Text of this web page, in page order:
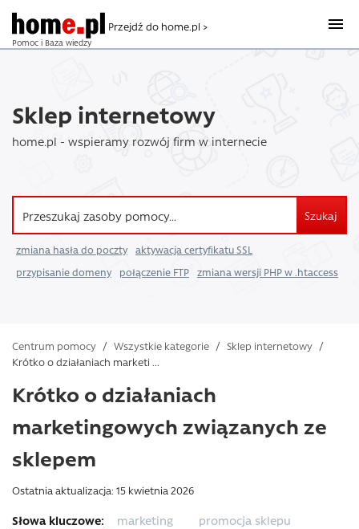
Pomoc i Baza wiedzy
Przejdź do home.pl >
Sklep internetowy
home.pl - wspieramy rozwój firm w internecie
Szukaj
zmiana hasła do poczty
aktywacja certyfikatu SSL
przypisanie domeny
połączenie FTP zmiana wersji PHP w .htaccess
Centrum pomocy / Wszystkie kategorie / Sklep internetowy /
Krótko o działaniach marketi ...
Krótko o działaniach
marketingowych związanych ze
sklepem
Ostatnia aktualizacja: 15 kwietnia 2026
marketing
promocja sklepu